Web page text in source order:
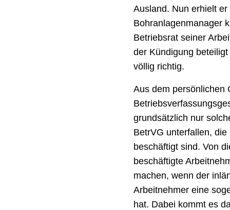
Ausland. Nun erhielt
Bohranlagenmanager
Betriebsrat seiner
der Kündigung
völlig richtig.
Aus dem persönlichen
grundsätzlich nur
BetrVG unterfallen,
beschäftigt sind. Von
beschäftigte
machen, wenn der
Arbeitnehmer eine
hat. Dabei kommt es